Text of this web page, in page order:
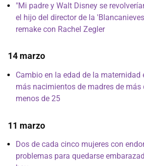
"Mi padre y Walt Disney se
el hijo del director de la
remake con Rachel Zegler
14 marzo
Cambio en la edad de la maternidad
más nacimientos de madres de más
menos de 25
11 marzo
Dos de cada cinco mujeres con
problemas para quedarse